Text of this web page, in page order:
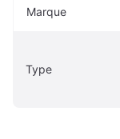
Marque
Type